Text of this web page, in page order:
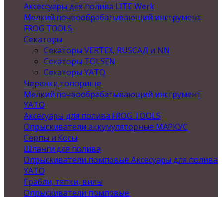
Аксессуары для полива LITE Werk
Мелкий почвообрабатывающий инструмент
FROG TOOLS
Секаторы
Секаторы VERTEX, RUSСАД и NN
Секаторы TOLSEN
Секаторы YATO
Черенки,топорище
Мелкий почвообрабатывающий инструмент
YATO
Аксесуары для полива FROG TOOLS
Опрыскиватели аккумуляторные МАРКУС
Серпы и Косы
Шланги для полива
Опрыскиватели помповые Аксесуары для полива
YATO
Грабли, тяпки, вилы
Опрыскиватели помповые